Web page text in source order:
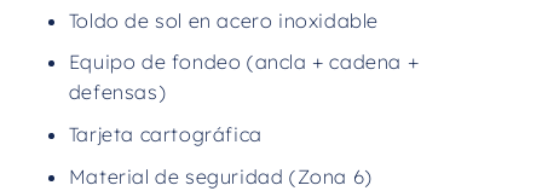
Toldo de sol en acero inoxidable
Equipo de fondeo (ancla + cadena +
defensas)
Tarjeta cartográfica
Material de seguridad (Zona 6)